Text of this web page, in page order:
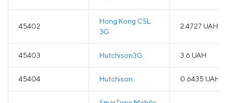
45402
Hong Kong CSL
3G
2.4727 UAH
45403 Hutchison3G 3.6 UAH
45404 Hutchison 0.6435 UAH